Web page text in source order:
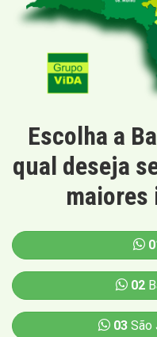
Escolha a
qual deseja
maiores
02
03São